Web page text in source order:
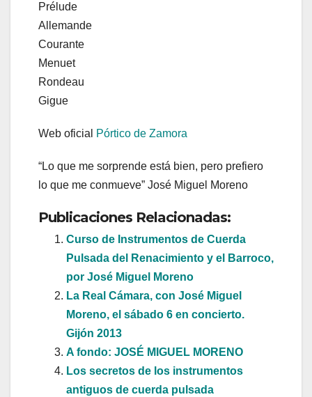
Prélude
Allemande
Courante
Menuet
Rondeau
Gigue
Web oficial Pórtico de Zamora
“Lo que me sorprende está bien, pero prefiero
lo que me conmueve” José Miguel Moreno
Publicaciones Relacionadas:
Curso de Instrumentos de Cuerda
Pulsada del Renacimiento y el Barroco,
por José Miguel Moreno
La Real Cámara, con José Miguel
Moreno, el sábado 6 en concierto.
Gijón 2013
A fondo: JOSÉ MIGUEL MORENO
Los secretos de los instrumentos
antiguos de cuerda pulsada